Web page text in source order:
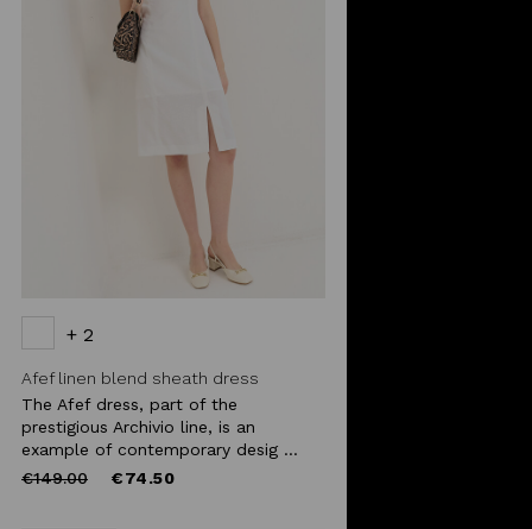
+ 2
Afef linen blend sheath dress
The Afef dress, part of the
prestigious Archivio line, is an
example of contemporary desig ...
Price
€149.00to €74.50